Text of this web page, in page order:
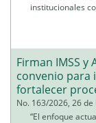
institucionales
Firman IMSS
convenio para
fortalecer
No. 163/2026, 26
“El enfoque